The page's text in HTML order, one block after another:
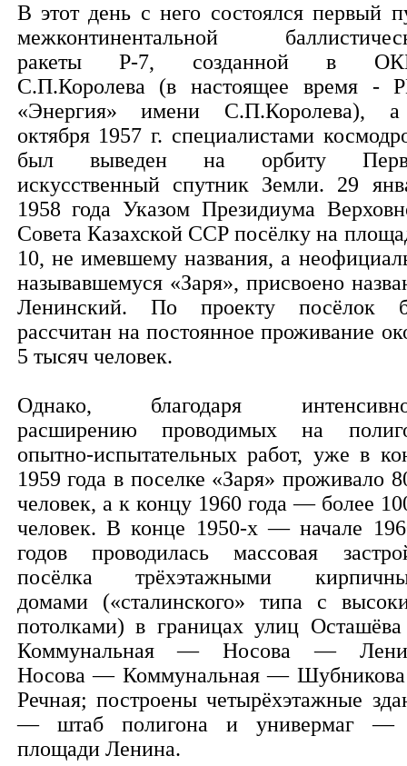
В этот день с него состоялся первый
межконтинентальной
ракеты Р-7, созданной в
С.П.Королева (в настоящее время -
«Энергия» имени С.П.Королева),
октября 1957 г. специалистами
был выведен на орбиту
искусственный спутник Земли. 29
1958 года Указом Президиума
Совета Казахской ССР посёлку на
10, не имевшему названия, а
называвшемуся «Заря», присвоено
Ленинский. По проекту посёлок
рассчитан на постоянное проживание
5 тысяч человек.
Однако, благодаря
расширению проводимых на
опытно-испытательных работ, уже в
1959 года в поселке «Заря» проживало
человек, а к концу 1960 года — более
человек. В конце 1950-х — начале
годов проводилась массовая
посёлка трёхэтажными
домами («сталинского» типа с
потолками) в границах улиц
Коммунальная — Носова —
Носова — Коммунальная —
Речная; построены четырёхэтажные
— штаб полигона и универмаг —
площади Ленина.